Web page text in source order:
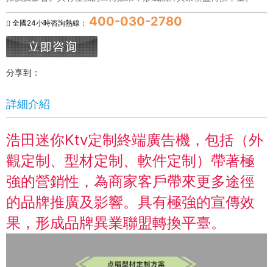
全國24小時咨詢熱線： 400-030-2780
分享到：
詳細介紹
浩田迷你Ktv定制終端廣告機，包括（外
觀定制、型材定制、軟件定制）帶著極
強的營銷性，為商家客戶帶來更多途徑
的品牌推廣及影響。具有極強的宣傳效
果，形成品牌異業聯盟轉換平臺。